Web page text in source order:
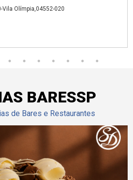
Olímpia,04552-020
BARESSP
de Bares e Restaurantes